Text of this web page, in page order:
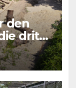
den
dritte